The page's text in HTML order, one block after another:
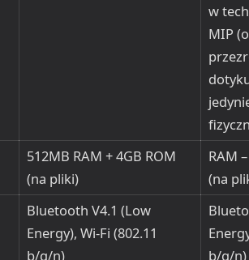
w
MIP
512MB RAM + 4GB ROM
(na pliki)
RAM
(na
Bluetooth V4.1 (Low
Energy), Wi-Fi (802.11
b/g/n)
b/g/n)